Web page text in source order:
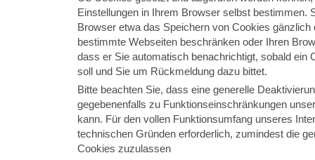
Einstellungen in Ihrem Browser selbst bestimmen.
Browser etwa das Speichern von Cookies gänzlich
bestimmte Webseiten beschränken oder Ihren
dass er Sie automatisch benachrichtigt, sobald ein
soll und Sie um Rückmeldung dazu bittet.
Bitte beachten Sie, dass eine generelle
gegebenenfalls zu Funktionseinschränkungen
kann. Für den vollen Funktionsumfang unseres
technischen Gründen erforderlich, zumindest die
Cookies zuzulassen